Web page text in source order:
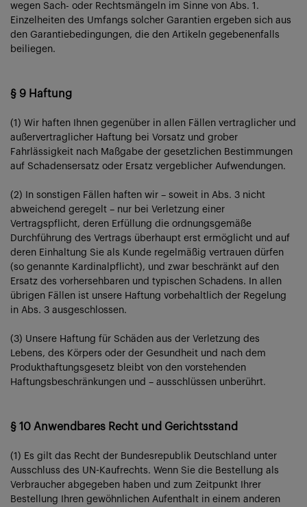
wegen Sach- oder Rechtsmängeln im Sinne von Abs. 1.
Einzelheiten des Umfangs solcher Garantien ergeben sich aus
den Garantiebedingungen, die den Artikeln gegebenenfalls
beiliegen.
§ 9 Haftung
(1) Wir haften Ihnen gegenüber in allen Fällen vertraglicher und
außervertraglicher Haftung bei Vorsatz und grober
Fahrlässigkeit nach Maßgabe der gesetzlichen Bestimmungen
auf Schadensersatz oder Ersatz vergeblicher Aufwendungen.
(2) In sonstigen Fällen haften wir – soweit in Abs. 3 nicht
abweichend geregelt – nur bei Verletzung einer
Vertragspflicht, deren Erfüllung die ordnungsgemäße
Durchführung des Vertrags überhaupt erst ermöglicht und auf
deren Einhaltung Sie als Kunde regelmäßig vertrauen dürfen
(so genannte Kardinalpflicht), und zwar beschränkt auf den
Ersatz des vorhersehbaren und typischen Schadens. In allen
übrigen Fällen ist unsere Haftung vorbehaltlich der Regelung
in Abs. 3 ausgeschlossen.
(3) Unsere Haftung für Schäden aus der Verletzung des
Lebens, des Körpers oder der Gesundheit und nach dem
Produkthaftungsgesetz bleibt von den vorstehenden
Haftungsbeschränkungen und – ausschlüssen unberührt.
§ 10 Anwendbares Recht und Gerichtsstand
(1) Es gilt das Recht der Bundesrepublik Deutschland unter
Ausschluss des UN-Kaufrechts. Wenn Sie die Bestellung als
Verbraucher abgegeben haben und zum Zeitpunkt Ihrer
Bestellung Ihren gewöhnlichen Aufenthalt in einem anderen